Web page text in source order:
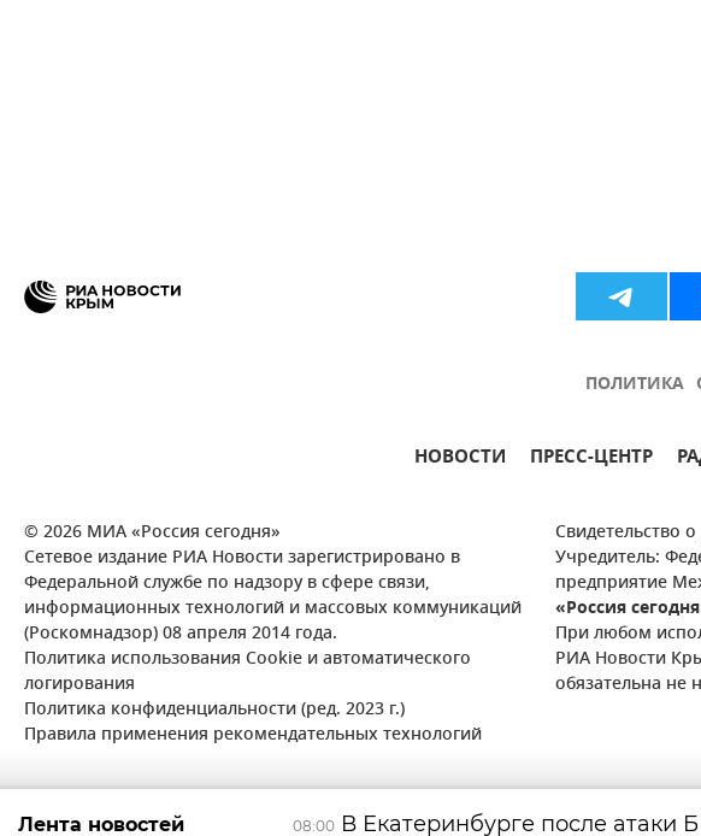
ПОЛИТИКА
НОВОСТИ ПРЕСС-ЦЕНТР
© 2026 МИА «Россия сегодня»
Сетевое издание РИА Новости зарегистрировано в
Федеральной службе по надзору в сфере связи,
информационных технологий и массовых коммуникаций
(Роскомнадзор) 08 апреля 2014 года.
Политика использования Cookie и автоматического
логирования
Политика конфиденциальности (ред. 2023 г.)
Правила применения рекомендательных технологий
Свидетельство
Учредитель:
предприятие
«Россия
При любом
РИА Новости
обязательна не
08:00 В Екатеринбурге после атаки
Лента новостей